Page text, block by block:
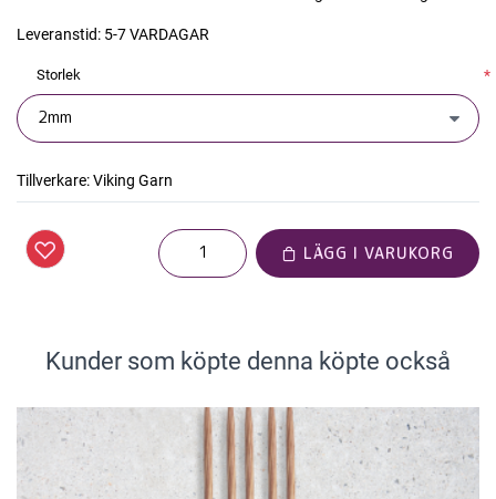
Leveranstid: 5-7 VARDAGAR
Storlek *
Tillverkare:Viking Garn
LÄGG I VARUKORG
Kunder som köpte denna köpte också